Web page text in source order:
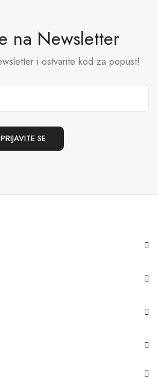
na Newsletter
i ostvarite kod za popust!